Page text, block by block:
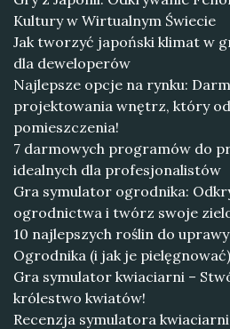
Kultury w Wirtualnym Świecie
Jak tworzyć japoński klimat w
dla deweloperów
Najlepsze opcje na rynku:
projektowania wnętrz, który
pomieszczenia!
7 darmowych programów do
idealnych dla profesjonalistów
Gra symulator ogrodnika:
ogrodnictwa i twórz swoje
10 najlepszych roślin do
Ogrodnika (i jak je pielęgnować)
Gra symulator kwiaciarni –
królestwo kwiatów!
Recenzja symulatora